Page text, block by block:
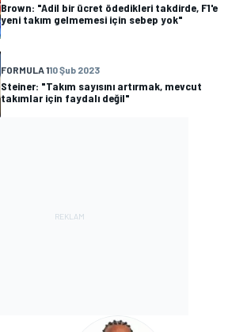
Brown: "Adil bir ücret ödedikleri takdirde, F1'e
yeni takım gelmemesi için sebep yok"
FORMULA 110 Şub 2023
Steiner: "Takım sayısını artırmak, mevcut
takımlar için faydalı değil"